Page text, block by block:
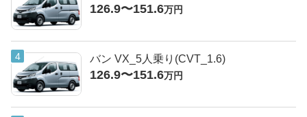
126.9〜151.6万円
バン VX_5人乗り(CVT_1.6)
126.9〜151.6万円